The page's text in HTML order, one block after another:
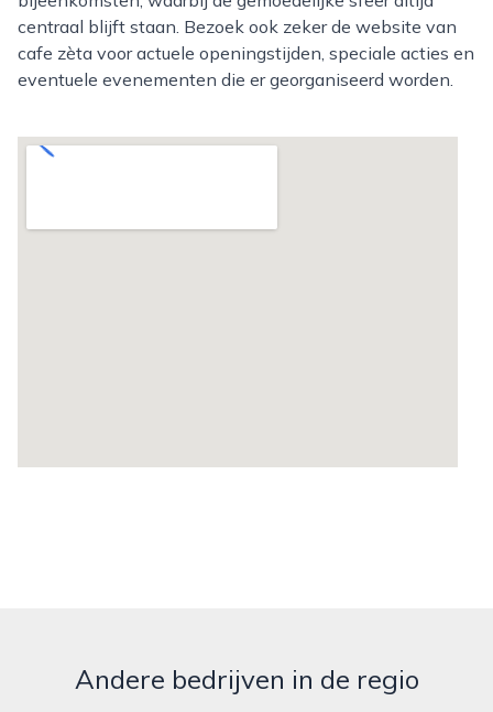
centraal blijft staan. Bezoek ook zeker de website van
cafe zèta voor actuele openingstijden, speciale acties en
eventuele evenementen die er georganiseerd worden.
Andere bedrijven in de regio